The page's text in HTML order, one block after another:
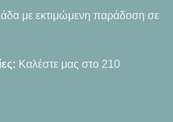
με εκτιμώμενη παράδοση σε
Καλέστε μας στο 210